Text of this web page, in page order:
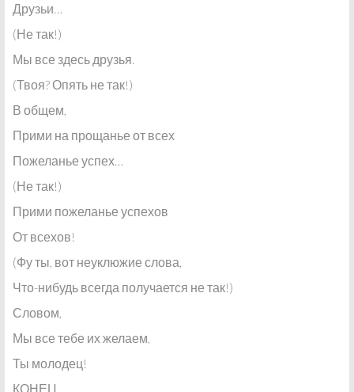
Друзьи…
(Не так!)
Мы все здесь друзья.
(Твоя? Опять не так!)
В общем,
Прими на прощанье от всех
Пожеланье успех…
(Не так!)
Прими пожеланье успехов
От всехов!
(Фу ты, вот неуклюжие слова,
Что-нибудь всегда получается не так!)
Словом,
Мы все тебе их желаем,
Ты молодец!
КОНЕЦ